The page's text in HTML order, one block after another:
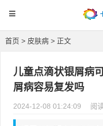
首页 > 皮肤病 > 正文
儿童点滴状银屑病
屑病容易复发吗
2024-12-08 01:24:09 阅